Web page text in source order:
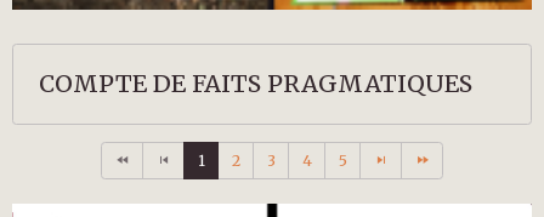
COMPTE DE FAITS PRAGMATIQUES
1 2 3 4 5